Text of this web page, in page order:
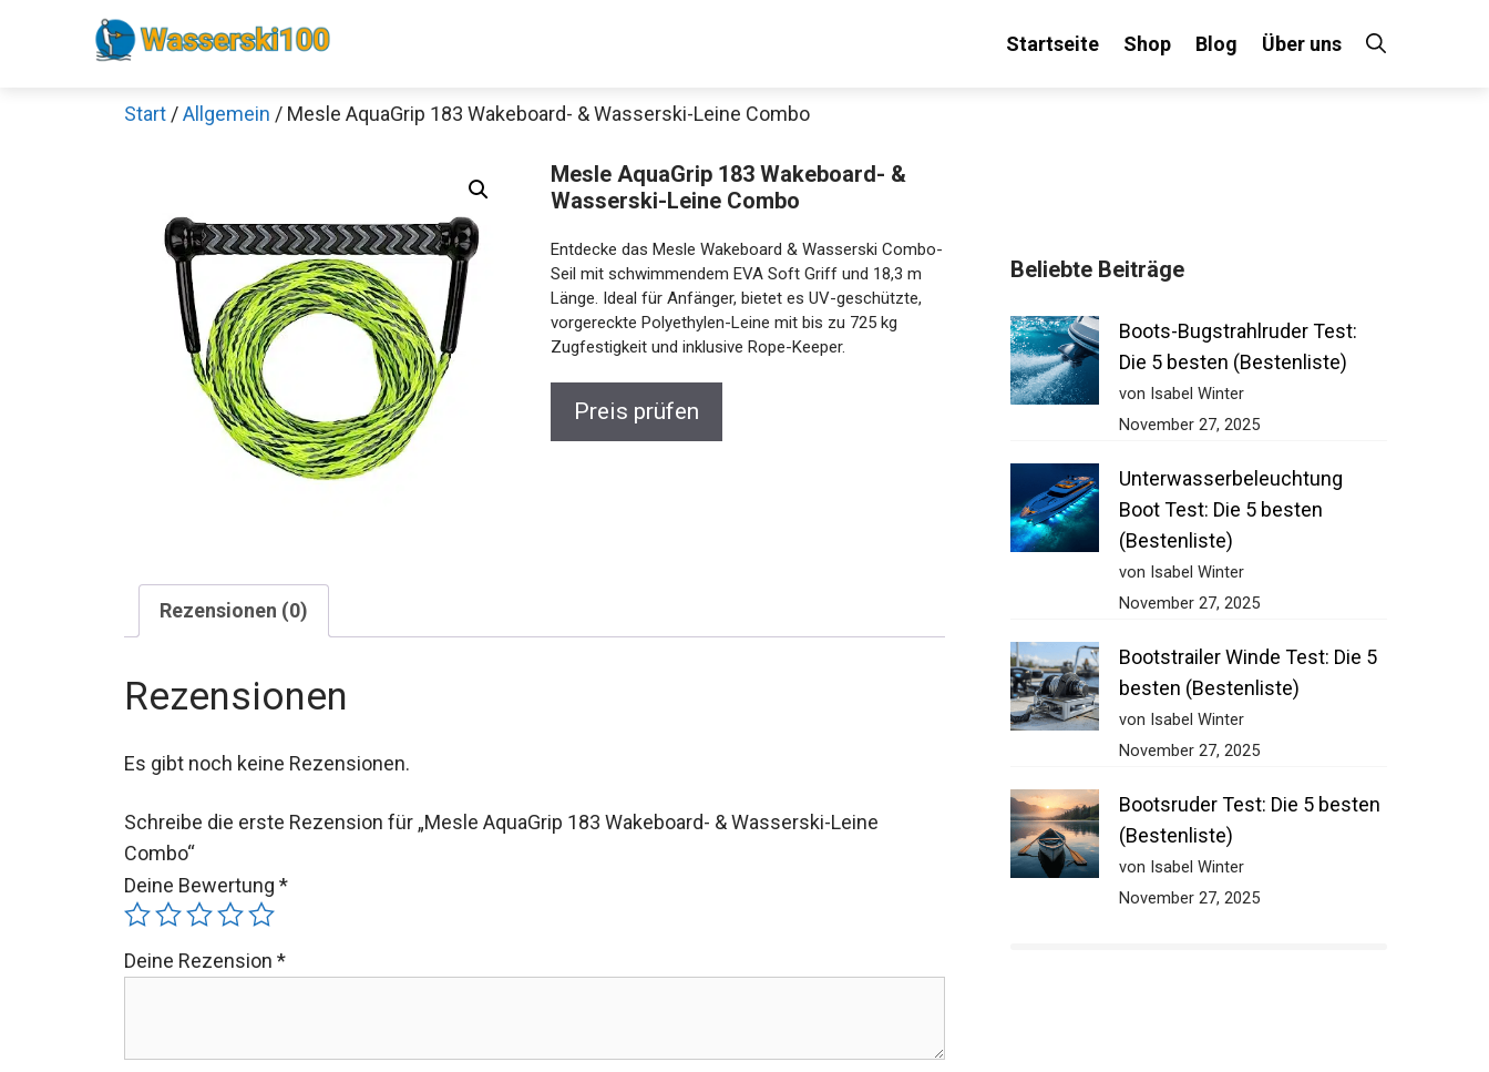
Startseite Shop Blog Über uns
Start /Allgemein / Mesle AquaGrip 183 Wakeboard- & Wasserski-Leine Combo
Mesle AquaGrip 183 Wakeboard- &
Wasserski-Leine Combo
Entdecke das Mesle Wakeboard & Wasserski Combo-
Seil mit schwimmendem EVA Soft Griff und 18,3 m
Länge. Ideal für Anfänger, bietet es UV-geschützte,
vorgereckte Polyethylen-Leine mit bis zu 725 kg
Zugfestigkeit und inklusive Rope-Keeper.
Preis prüfen
Rezensionen (0)
Rezensionen
Es gibt noch keine Rezensionen.
Schreibe die erste Rezension für „Mesle AquaGrip 183 Wakeboard- & Wasserski-Leine
Combo“
Deine Bewertung *
Deine Rezension *
Beliebte Beiträge
Boots-Bugstrahlruder Test:
Die 5 besten (Bestenliste)
von Isabel Winter
November 27, 2025
Unterwasserbeleuchtung
Boot Test: Die 5 besten
(Bestenliste)
von Isabel Winter
November 27, 2025
Bootstrailer Winde Test: Die 5
besten (Bestenliste)
von Isabel Winter
November 27, 2025
Bootsruder Test: Die 5 besten
(Bestenliste)
von Isabel Winter
November 27, 2025